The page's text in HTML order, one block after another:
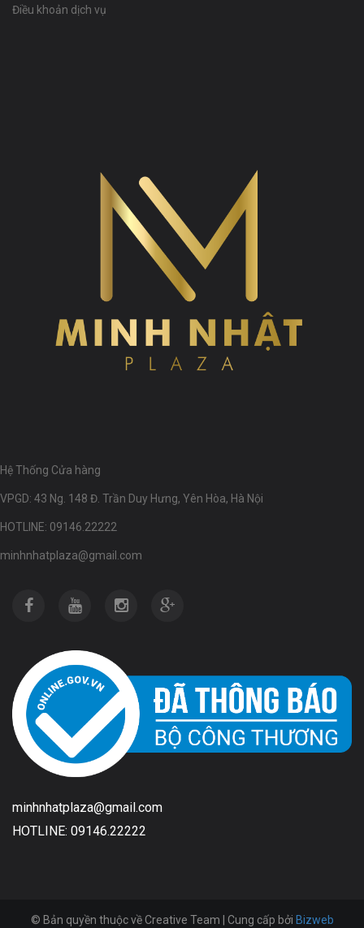
Điều khoản dịch vụ
Hệ Thống Cửa hàng
VPGD: 43 Ng. 148 Đ. Trần Duy Hưng, Yên Hòa, Hà Nội
HOTLINE: 09146.22222
minhnhatplaza@gmail.com
minhnhatplaza@gmail.com
HOTLINE: 09146.22222
© Bản quyền thuộc về Creative Team | Cung cấp bởi Bizweb